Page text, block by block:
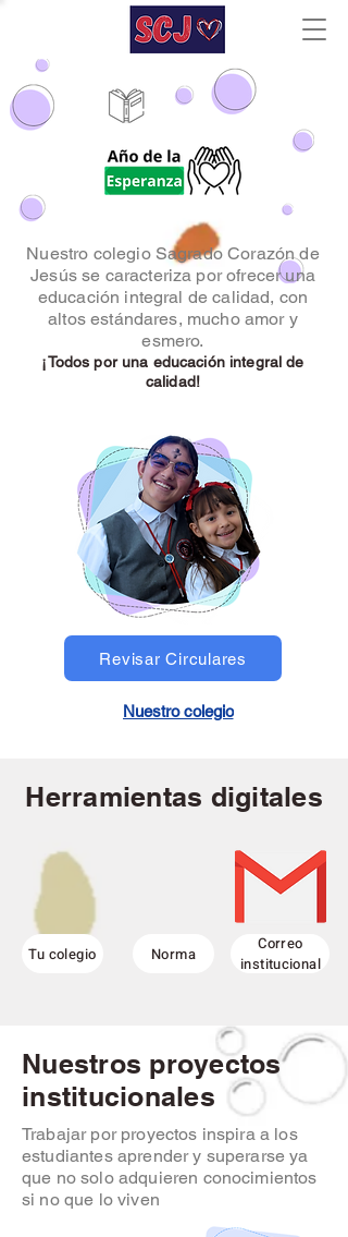
Nuestro colegio Sagrado Corazón de
Jesús se caracteriza por ofrecer una
educación integral de calidad, con
altos estándares, mucho amor y
esmero.
¡Todos por una educación integral de
calidad!
Revisar Circulares
Nuestro colegio
Herramientas digitales
Tu colegio Norma
Correo
institucional
Nuestros proyectos
institucionales
Trabajar por proyectos inspira a los
estudiantes aprender y superarse ya
que no solo adquieren conocimientos
si no que lo viven